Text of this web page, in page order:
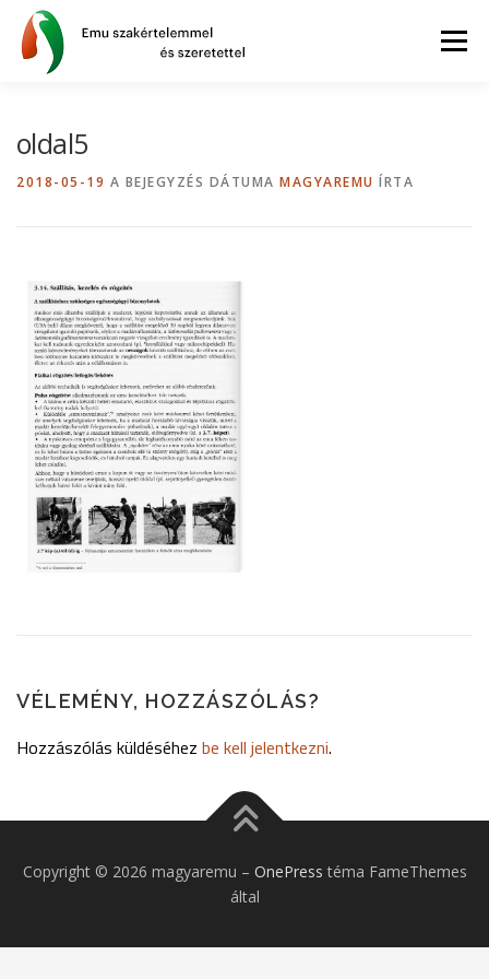
Tovább
tartalomhoz
Menü
oldal5
2018-05-19 A BEJEGYZÉS DÁTUMA MAGYAREMU ÍRTA
VÉLEMÉNY, HOZZÁSZÓLÁS?
Hozzászólás küldéséhez be kell jelentkezni.
Copyright © 2026 magyaremu – OnePress téma FameThemes
által